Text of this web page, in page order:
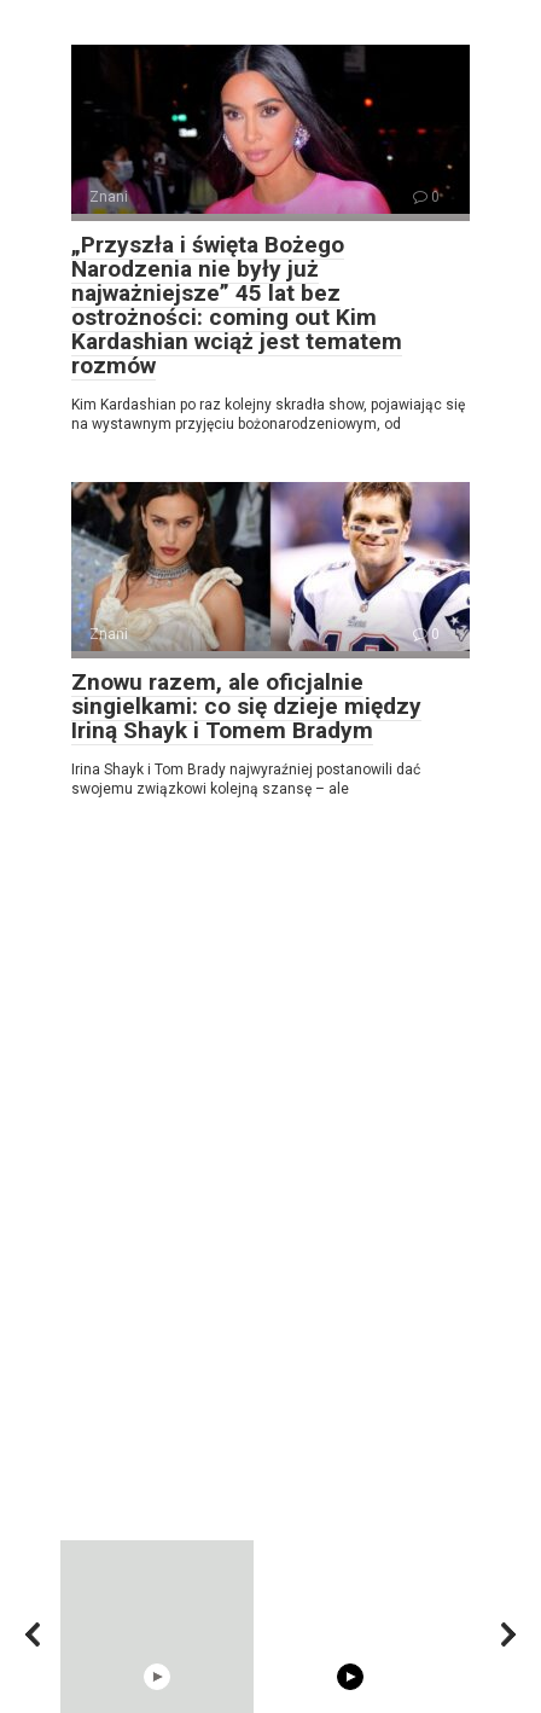
Znani 0
„Przyszła i święta Bożego
Narodzenia nie były już
najważniejsze” 45 lat bez
ostrożności: coming out Kim
Kardashian wciąż jest tematem
rozmów
Kim Kardashian po raz kolejny skradła show, pojawiając się
na wystawnym przyjęciu bożonarodzeniowym, od
Znani 0
Znowu razem, ale oficjalnie
singielkami: co się dzieje między
Iriną Shayk i Tomem Bradym
Irina Shayk i Tom Brady najwyraźniej postanowili dać
swojemu związkowi kolejną szansę – ale